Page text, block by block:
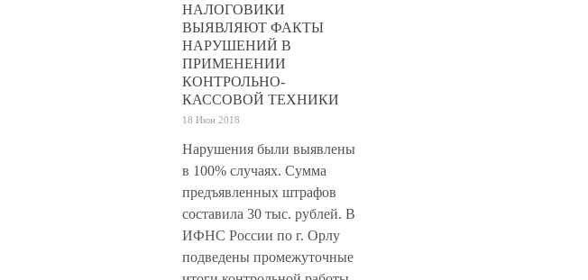
НАЛОГОВИКИ
ВЫЯВЛЯЮТ ФАКТЫ
НАРУШЕНИЙ В
ПРИМЕНЕНИИ
КОНТРОЛЬНО-
КАССОВОЙ ТЕХНИКИ
18 Июн 2018
Нарушения были выявлены
в 100% случаях. Сумма
предъявленных штрафов
составила 30 тыс. рублей. В
ИФНС России по г. Орлу
подведены промежуточные